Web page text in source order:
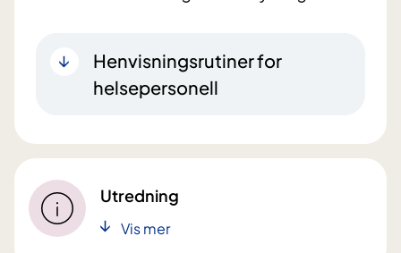
Henvisningsrutiner for
helsepersonell
Utredning
Vis mer